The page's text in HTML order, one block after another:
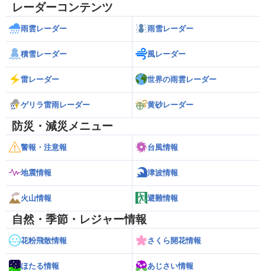
レーダーコンテンツ
雨雲レーダー 雨雪レーダー
積雪レーダー 風レーダー
雷レーダー 世界の雨雲レーダー
ゲリラ雷雨レーダー 黄砂レーダー
防災・減災メニュー
警報・注意報 台風情報
地震情報 津波情報
火山情報 避難情報
自然・季節・レジャー情報
花粉飛散情報 さくら開花情報
ほたる情報 あじさい情報